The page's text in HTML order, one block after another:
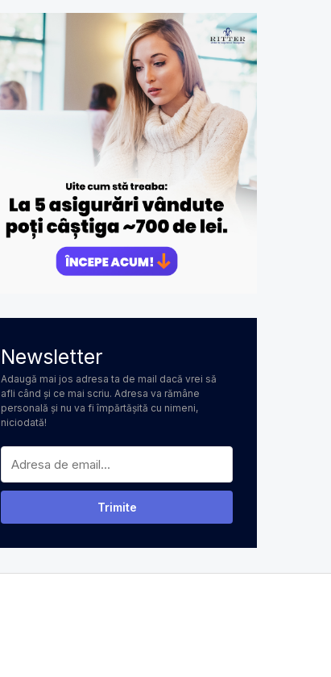
Newsletter
Adaugă mai jos adresa ta de mail dacă vrei să
afli când și ce mai scriu. Adresa va rămâne
personală și nu va fi împărtășită cu nimeni,
niciodată!